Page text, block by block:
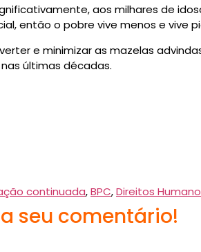
aos milhares de
então o pobre vive menos e vive
e minimizar as mazelas
últimas décadas.
continuada,BPC,Direitos
seu comentário!